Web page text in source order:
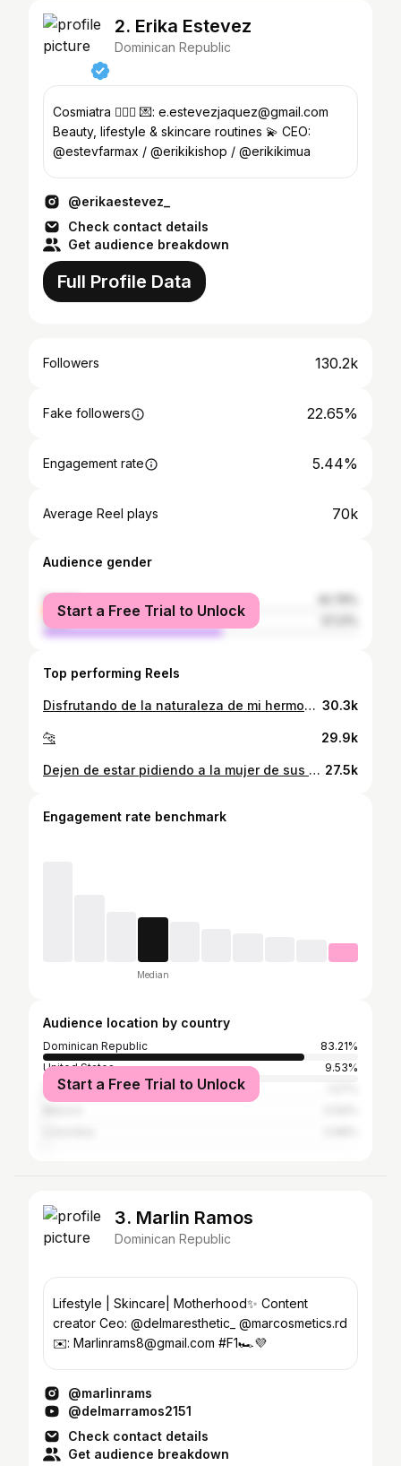
2. Erika Estevez
Dominican Republic
Cosmiatra 🧖🏻‍♀️ 💌: e.estevezjaquez@gmail.com
Beauty, lifestyle & skincare routines 💫 CEO:
@estevfarmax / @erikikishop / @erikikimua
@erikaestevez_
Check contact details
Get audience breakdown
Full Profile Data
Followers 130.2k
Fake followers 22.65%
Engagement rate 5.44%
Average Reel plays 70k
Audience gender
female
male
Start a Free Trial to Unlock
Top performing Reels
Disfrutando de la naturaleza de mi hermoso Santiago Rodríguez 🍃🌺 Bikini by: @boldi_crcht 30.3k
🐆 29.9k
Dejen de estar pidiendo a la mujer de sus sueños, Santa ya ha venido más de 500 veces a secuestrarme.🎅🏻❤️ 27.5k
Engagement rate benchmark
Median
Audience location by country
Dominican Republic
83.21%
United States
9.53%
Spain
Start a Free Trial to Unlock
3. Marlin Ramos
Dominican Republic
Lifestyle | Skincare| Motherhood✨ Content
creator Ceo: @delmaresthetic_ @marcosmetics.rd
✉️: Marlinrams8@gmail.com #F1🏎️💜
@marlinrams
@delmarramos2151
Check contact details
Get audience breakdown